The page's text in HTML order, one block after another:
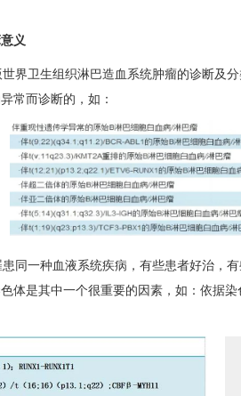
义
界卫生组织淋巴造血系统肿瘤的诊断及
常而诊断的，如：
患同一种血液系统疾病，有些患者好治，
体是其中一个很重要的因素，如：依据